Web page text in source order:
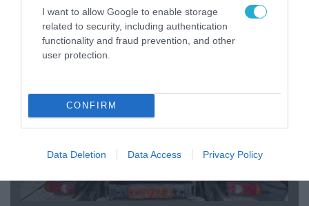
I want to allow Google to enable storage
related to security, including authentication
functionality and fraud prevention, and other
user protection.
CONFIRM
Data Deletion Data Access Privacy Policy
απομάκρυνσής του